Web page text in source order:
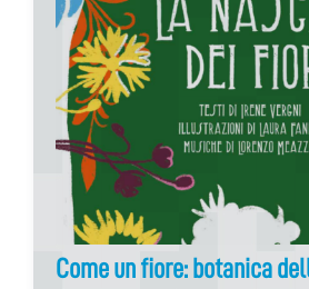
Come un fiore: botanica